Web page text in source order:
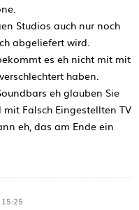
Studios auch nur noch
abgeliefert wird.
es eh nicht mit mit
haben.
eh glauben Sie
Falsch Eingestellten TV
eh, das am Ende ein